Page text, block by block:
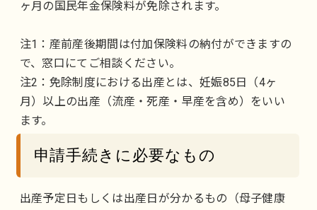
ヶ月の国民年金保険料が免除されます。
注1：産前産後期間は付加保険料の納付ができますの
で、窓口にてご相談ください。
注2：免除制度における出産とは、妊娠85日（4ヶ
月）以上の出産（流産・死産・早産を含め）をいい
ます。
申請手続きに必要なもの
出産予定日もしくは出産日が分かるもの（母子健康